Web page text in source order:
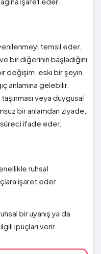
temsil eder.
bir diğerinin başladığını
değişim, eski bir şeyin
anlamına gelebilir.
veya duygusal
bir anlamdan ziyade,
ifade eder.
ruhsal
işaret eder.
bir uyanış ya da
ipuçları verir.